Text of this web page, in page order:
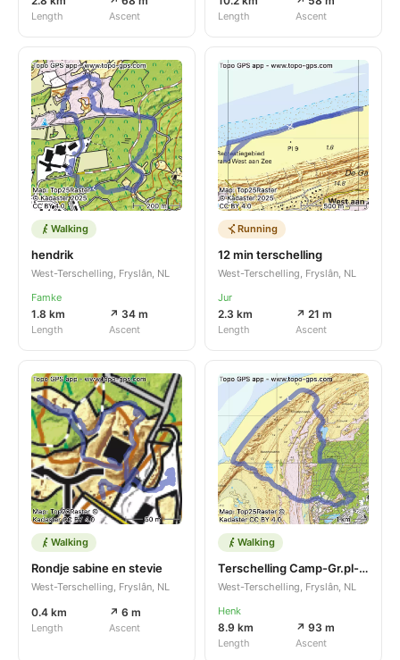
Length Ascent Length Ascent
Walking
hendrik
West-Terschelling, Fryslân, NL
Famke
1.8 km
Length
↗ 34 m
Ascent
Running
12 min terschelling
West-Terschelling, Fryslân, NL
Jur
2.3 km
Length
↗ 21 m
Ascent
Walking
Rondje sabine en stevie
West-Terschelling, Fryslân, NL
0.4 km
Length
↗ 6 m
Ascent
Walking
Terschelling Camp-Gr.pl-Pad2-Duinen-Camp.
West-Terschelling, Fryslân, NL
Henk
8.9 km
Length
↗ 93 m
Ascent